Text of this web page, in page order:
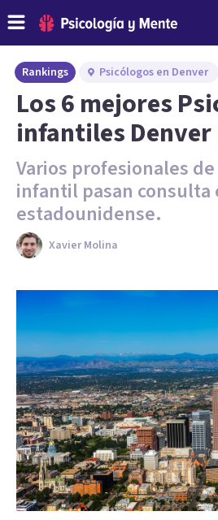
Rankings Psicólogos en Denver
Los 6 mejores
infantiles
Varios profesionales
infantil pasan consulta
estadounidense.
Xavier Molina